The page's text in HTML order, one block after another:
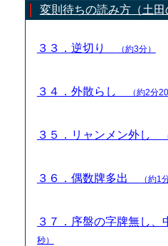
変則待ちの読み方（土田
３３．逆切り （約3分）
３４．外散らし （約2分
３５．リャンメン外し
３６．偶数牌多出 （約1
３７．序盤の字牌無し
秒）